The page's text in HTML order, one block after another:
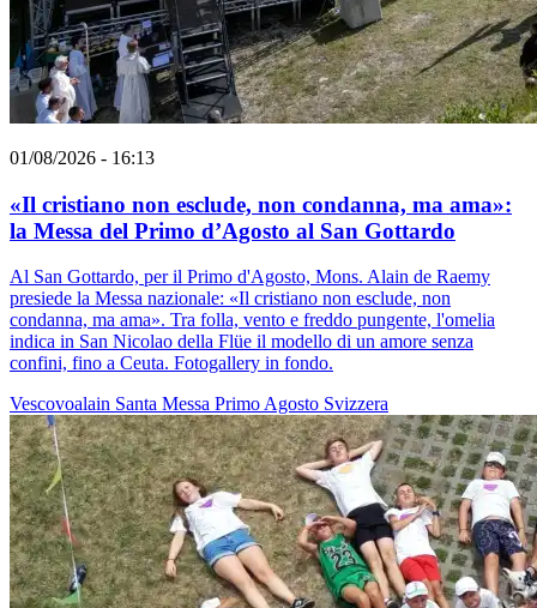
01/08/2026 - 16:13
«Il cristiano non esclude, non condanna, ma ama»:
la Messa del Primo d’Agosto al San Gottardo
Al San Gottardo, per il Primo d'Agosto, Mons. Alain de Raemy
presiede la Messa nazionale: «Il cristiano non esclude, non
condanna, ma ama». Tra folla, vento e freddo pungente, l'omelia
indica in San Nicolao della Flüe il modello di un amore senza
confini, fino a Ceuta. Fotogallery in fondo.
Vescovoalain Santa Messa Primo Agosto Svizzera